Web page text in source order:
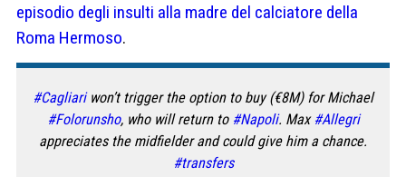
episodio degli insulti alla madre del calciatore della
Roma Hermoso.
#Cagliariwon’t trigger the option to buy (€8M) for Michael
#Folorunsho, who will return to #Napoli. Max #Allegri
appreciates the midfielder and could give him a chance.
#transfers